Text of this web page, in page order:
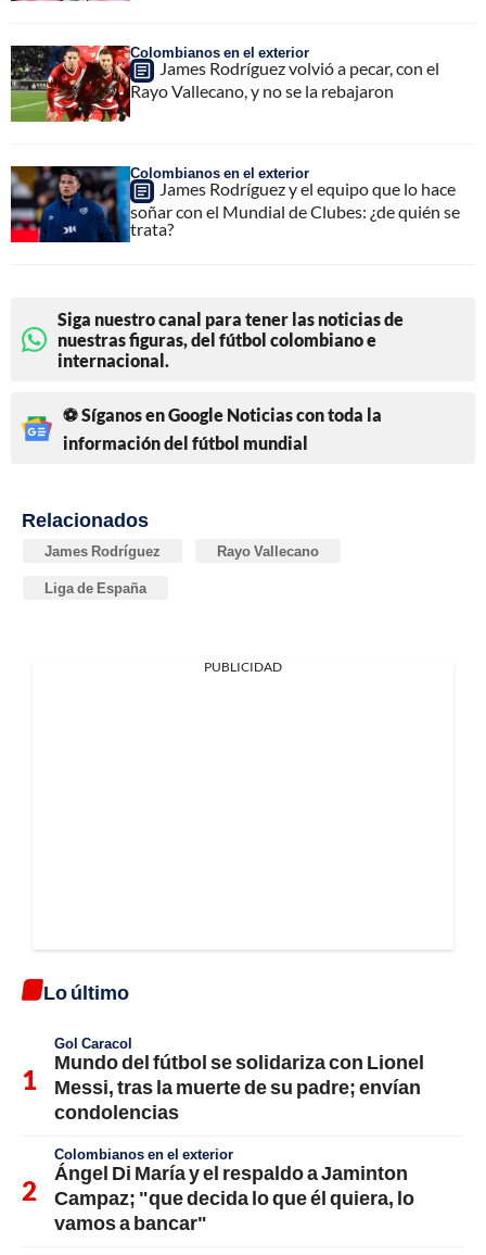
Colombianos en el exterior
James Rodríguez volvió a pecar, con el
Rayo Vallecano, y no se la rebajaron
Colombianos en el exterior
James Rodríguez y el equipo que lo hace
soñar con el Mundial de Clubes: ¿de quién se
trata?
Siga nuestro canal para tener las noticias de
nuestras figuras, del fútbol colombiano e
internacional.
⚽ Síganos en Google Noticias con toda la
información del fútbol mundial
Relacionados
James Rodríguez Rayo Vallecano
Liga de España
PUBLICIDAD
Lo último
Gol Caracol
Mundo del fútbol se solidariza con Lionel
Messi, tras la muerte de su padre; envían
condolencias
Colombianos en el exterior
Ángel Di María y el respaldo a Jaminton
Campaz; "que decida lo que él quiera, lo
vamos a bancar"